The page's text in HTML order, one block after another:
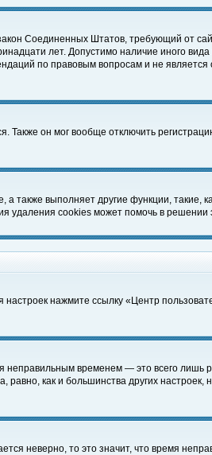
Соединенных Штатов, требующий от
лет. Допустимо наличие иного
по правовым вопросам и не
он мог вообще отключить
выполняет другие функции, такие,
удаления cookies может помочь в решении
нажмите ссылку «Центр
временем — это всего лишь
как и большинства других
неверно, то это значит, что время